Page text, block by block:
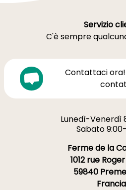
Servizio
C'è sempre
Contattaci
Lunedì-Venerdì
Sabato
Ferme de la
1012 rue
59840
Francia